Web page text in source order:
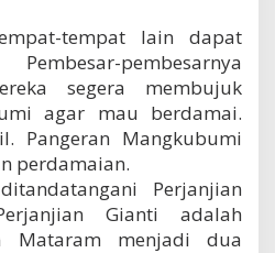
tempat lain dapat
pembesarnya
segera membujuk
agar mau berdamai.
Pangeran Mangkubumi
perdamaian.
Perjanjian
Gianti adalah
Mataram menjadi dua